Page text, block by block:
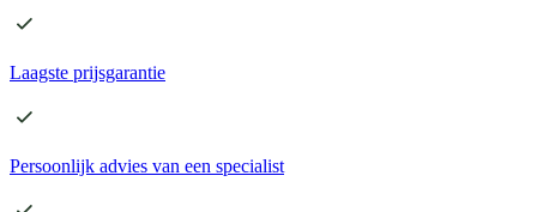
Laagste prijsgarantie
Persoonlijk advies van een specialist